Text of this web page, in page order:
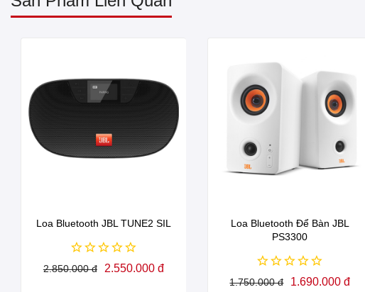
Loa Bluetooth JBL TUNE2 SIL
2.850.000 đ 2.550.000 đ
Loa Bluetooth Để Bàn JBL
PS3300
1.750.000 đ 1.690.000 đ